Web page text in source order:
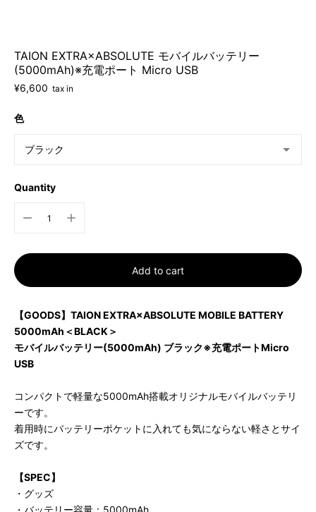
TAION EXTRA×ABSOLUTE モバイルバッテリー
(5000mAh)※充電ポート Micro USB
¥6,600 tax in
色
Quantity
Add to cart
【GOODS】TAION EXTRA×ABSOLUTE MOBILE BATTERY
5000mAh＜BLACK＞
モバイルバッテリー(5000mAh) ブラック※充電ポートMicro
USB
コンパクトで軽量な5000mAh搭載オリジナルモバイルバッテリ
ーです。
着用時にバッテリーポケットに入れても気にならない軽さとサイ
ズです。
【SPEC】
・グッズ